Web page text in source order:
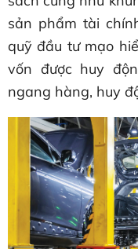
sản phẩm tài
quỹ đầu tư mạo
vốn được huy
ngang hàng, huy